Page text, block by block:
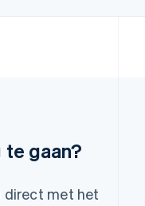
te gaan?
direct met het